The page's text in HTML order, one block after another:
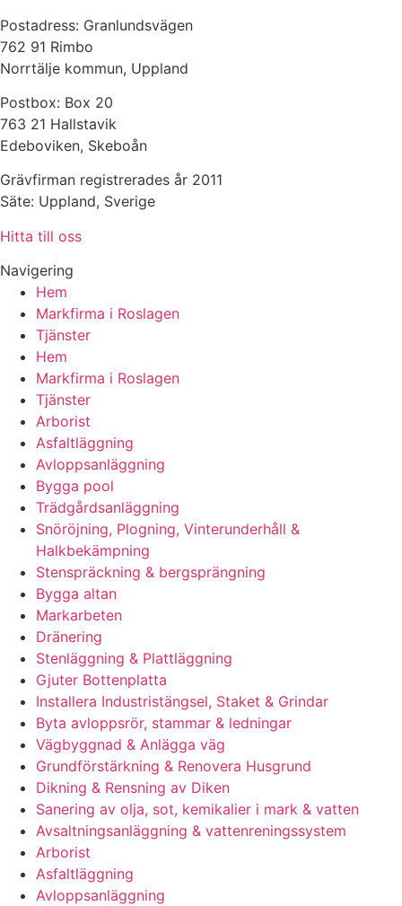
Postadress: Granlundsvägen
762 91 Rimbo
Norrtälje kommun, Uppland
Postbox: Box 20
763 21 Hallstavik
Edeboviken, Skeboån
Grävfirman registrerades år 2011
Säte: Uppland, Sverige
Hitta till oss
Navigering
Hem
Markfirma i Roslagen
Tjänster
Hem
Markfirma i Roslagen
Tjänster
Arborist
Asfaltläggning
Avloppsanläggning
Bygga pool
Trädgårdsanläggning
Snöröjning, Plogning, Vinterunderhåll &
Halkbekämpning
Stenspräckning & bergsprängning
Bygga altan
Markarbeten
Dränering
Stenläggning & Plattläggning
Gjuter Bottenplatta
Installera Industristängsel, Staket & Grindar
Byta avloppsrör, stammar & ledningar
Vägbyggnad & Anlägga väg
Grundförstärkning & Renovera Husgrund
Dikning & Rensning av Diken
Sanering av olja, sot, kemikalier i mark & vatten
Avsaltningsanläggning & vattenreningssystem
Arborist
Asfaltläggning
Avloppsanläggning